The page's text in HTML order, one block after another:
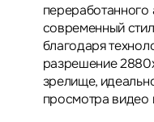
переработанного
современный
благодаря
разрешение
зрелище,
просмотра видео